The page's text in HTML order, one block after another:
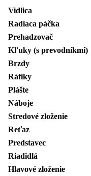
Vidlica
Radiaca páčka
Prehadzovač
Kľuky (s prevodníkmi)
Brzdy
Ráfiky
Plášte
Náboje
Stredové zloženie
Reťaz
Predstavec
Riadidlá
Hlavové zloženie